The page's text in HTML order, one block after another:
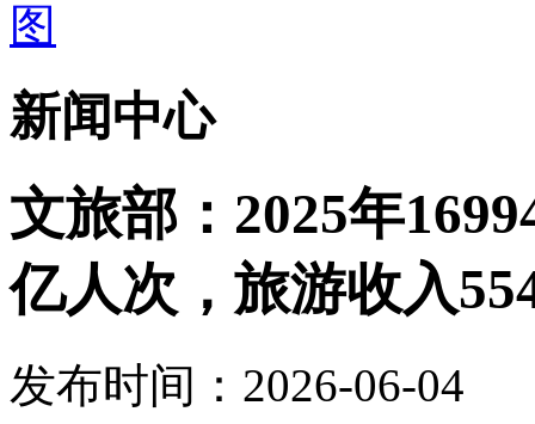
新闻中心
文旅部：2025年
亿人次，旅游收入
发布时间：2026-06-04